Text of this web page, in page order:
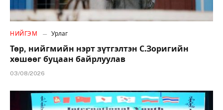
НИЙГЭМ Урлаг
Төр, нийгмийн нэрт зүтгэлтэн С.Зоригийн
хөшөөг буцаан байрлуулав
03/08/2026